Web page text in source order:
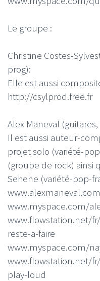
Le groupe :
Christine Costes-
prog):
Elle est aussi
http://csylprod.free.fr
Alex Maneval
Il est aussi auteur-
projet solo (variété-
(groupe de rock) ainsi
Sehene (variété-pop-
www.alexmaneval.com
www.myspace.com/
www.flowstation.net/
reste-a-faire
www.myspace.com/
www.flowstation.net/
play-loud